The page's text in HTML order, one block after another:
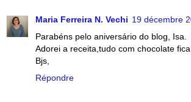
Maria Ferreira N. Vechi 19 décembre
Parabéns pelo aniversário do blog, Isa.
Adorei a receita,tudo com chocolate fica
Bjs,
Répondre